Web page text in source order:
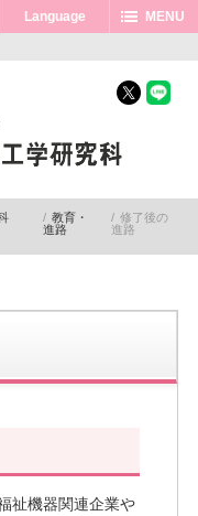
Language MENU
教育・
進路
修了後の
進路
祉機器関連企業や